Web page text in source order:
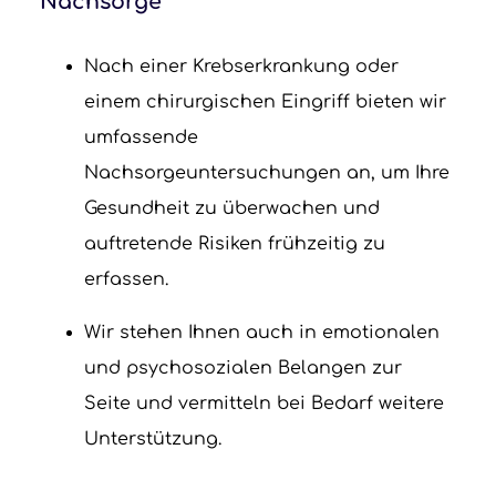
Nach einer Krebserkrankung oder
einem chirurgischen Eingriff bieten wir
umfassende
Nachsorgeuntersuchungen an, um Ihre
Gesundheit zu überwachen und
auftretende Risiken frühzeitig zu
erfassen.
Wir stehen Ihnen auch in emotionalen
und psychosozialen Belangen zur
Seite und vermitteln bei Bedarf weitere
Unterstützung.